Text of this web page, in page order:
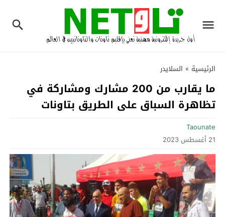
الرئيسية » السلايدر
ما يقارب من 200 مشارك ومشاركة في
تظاهرة السباق على الطريق بتاونات‎
Taounate
21 أغسطس 2023